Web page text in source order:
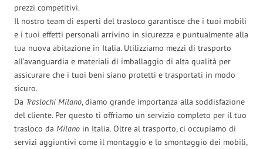
prezzi competitivi.
Il nostro team di esperti del trasloco garantisce che i tuoi mobili
e i tuoi effetti personali arrivino in sicurezza e puntualmente alla
tua nuova abitazione in Italia. Utilizziamo mezzi di trasporto
all’avanguardia e materiali di imballaggio di alta qualità per
assicurare che i tuoi beni siano protetti e trasportati in modo
sicuro.
Da Traslochi Milano, diamo grande importanza alla soddisfazione
del cliente. Per questo ti offriamo un servizio completo per il tuo
trasloco da Milano in Italia. Oltre al trasporto, ci occupiamo di
servizi aggiuntivi come il montaggio e lo smontaggio dei mobili,